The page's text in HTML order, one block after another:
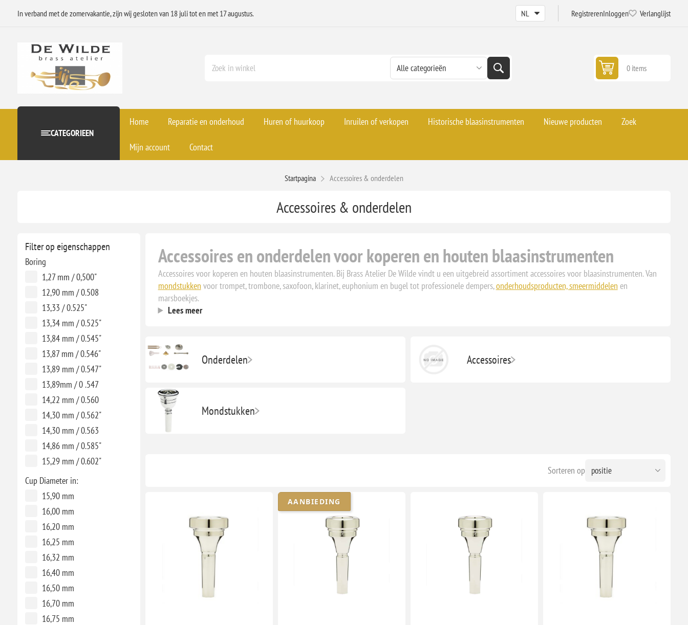
In verband met de zomervakantie, zijn wij gesloten van 18 juli tot en met 17 augustus. RegistrerenInloggen Verlanglijst
0 items
CATEGORIEEN
Home Reparatie en onderhoud Huren of huurkoop Inruilen of verkopen Historische blaasinstrumenten Nieuwe producten Zoek
Mijn account Contact
Startpagina Accessoires & onderdelen
Filter op eigenschappen
Boring
1,27 mm / 0,500"
12,90 mm / 0.508
13,33 / 0.525"
13,34 mm / 0.525"
13,84 mm / 0.545"
13,87 mm / 0.546"
13,89 mm / 0.547"
13,89mm / 0 .547
14,22 mm / 0.560
14,30 mm / 0.562"
14,30 mm / 0.563
14,86 mm / 0.585"
15,29 mm / 0.602"
Cup Diameter in:
15,90 mm
16,00 mm
16,20 mm
16,25 mm
16,32 mm
16,40 mm
16,50 mm
16,70 mm
16,75 mm
Accessoires & onderdelen
Accessoires en onderdelen voor koperen en houten blaasinstrumenten
Accessoires voor koperen en houten blaasinstrumenten. Bij Brass Atelier De Wilde vindt u een uitgebreid assortiment accessoires voor blaasinstrumenten. Van
mondstukken voor trompet, trombone, saxofoon, klarinet, euphonium en bugel tot professionele dempers,onderhoudsproducten, smeermiddelen en
marsboekjes.
Lees meer
Onderdelen Accessoires
Mondstukken
Sorteren op
AANBIEDING